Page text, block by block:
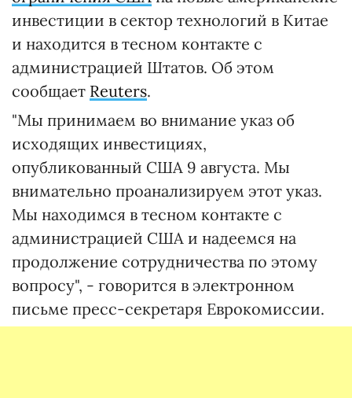
инвестиции в сектор технологий в Китае
и находится в тесном контакте с
администрацией Штатов. Об этом
сообщает Reuters.
"Мы принимаем во внимание указ об
исходящих инвестициях,
опубликованный США 9 августа. Мы
внимательно проанализируем этот указ.
Мы находимся в тесном контакте с
администрацией США и надеемся на
продолжение сотрудничества по этому
вопросу", - говорится в электронном
письме пресс-секретаря Еврокомиссии.